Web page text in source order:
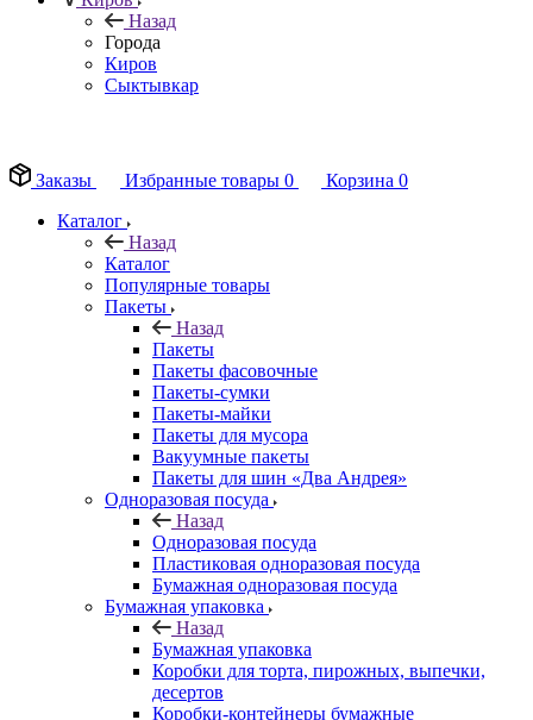
Назад
Города
Киров
Сыктывкар
Заказы
Избранные товары 0 Корзина 0
Каталог
Назад
Каталог
Популярные товары
Пакеты
Назад
Пакеты
Пакеты фасовочные
Пакеты-сумки
Пакеты-майки
Пакеты для мусора
Вакуумные пакеты
Пакеты для шин «Два Андрея»
Одноразовая посуда
Назад
Одноразовая посуда
Пластиковая одноразовая посуда
Бумажная одноразовая посуда
Бумажная упаковка
Назад
Бумажная упаковка
Коробки для торта, пирожных, выпечки,
десертов
Коробки-контейнеры бумажные